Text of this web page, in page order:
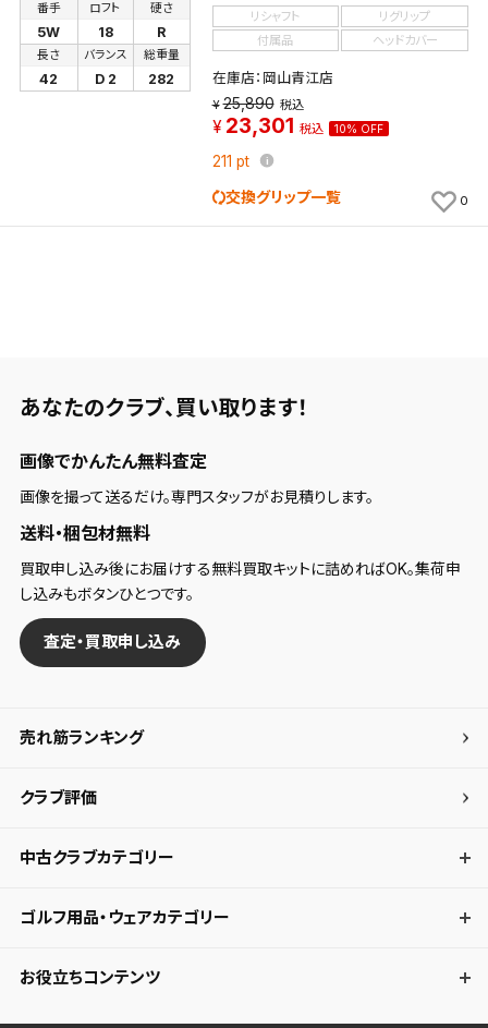
番手
5W
ロフト
18
硬さ
R
長さ
42
バランス
D 2
総重量
282
リシャフト
リグリップ
付属品
ヘッドカバー
在庫店：岡山青江店
25,890 税込
23,301 税込 10% OFF
211 pt
交換グリップ一覧 0
あなたのクラブ、 買い取ります！
画像でかんたん無料査定
画像を撮って送るだけ。専門スタッフがお見積りします。
送料・梱包材無料
買取申し込み後にお届けする無料買取キットに詰めればOK。集荷申
し込みもボタンひとつです。
査定・買取申し込み
売れ筋ランキング
クラブ評価
中古クラブカテゴリー
ゴルフ用品・ウェアカテゴリー
お役立ちコンテンツ